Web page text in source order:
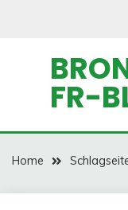
FR-
Home